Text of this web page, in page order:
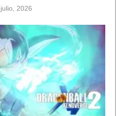
2026